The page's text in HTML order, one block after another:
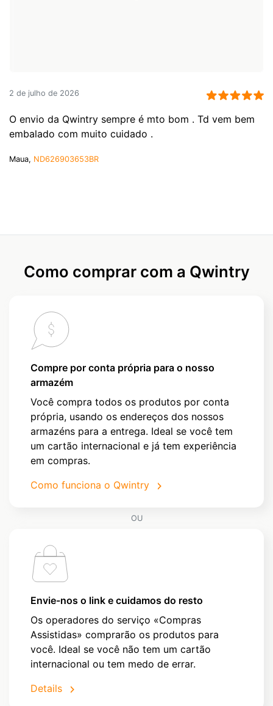
2 de julho de 2026
O envio da Qwintry sempre é mto bom . Td vem bem
embalado com muito cuidado .
Maua, ND626903653BR
Como comprar com a Qwintry
Compre por conta própria para o nosso
armazém
Você compra todos os produtos por conta
própria, usando os endereços dos nossos
armazéns para a entrega. Ideal se você tem
um cartão internacional e já tem experiência
em compras.
Como funciona o Qwintry
OU
Envie-nos o link e cuidamos do resto
Os operadores do serviço «Compras
Assistidas» comprarão os produtos para
você. Ideal se você não tem um cartão
internacional ou tem medo de errar.
Details